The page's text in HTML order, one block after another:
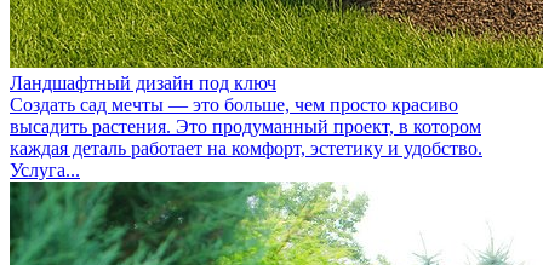
Ландшафтный дизайн под ключ
Создать сад мечты — это больше, чем просто красиво
высадить растения. Это продуманный проект, в котором
каждая деталь работает на комфорт, эстетику и удобство.
Услуга...